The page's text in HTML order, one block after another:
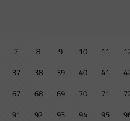
7 8 9 10 11
37 38 39 40 41
67 68 69 70 71
91
92 93 94 95